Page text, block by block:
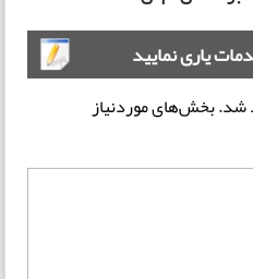
یاری نمایید
شد.بخش‌های موردنیاز